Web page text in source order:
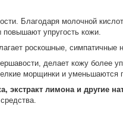
Благодаря молочной
упругость кожи.
роскошные, симпатичные
делает кожу более
морщинки и уменьшаются
экстракт лимона и другие